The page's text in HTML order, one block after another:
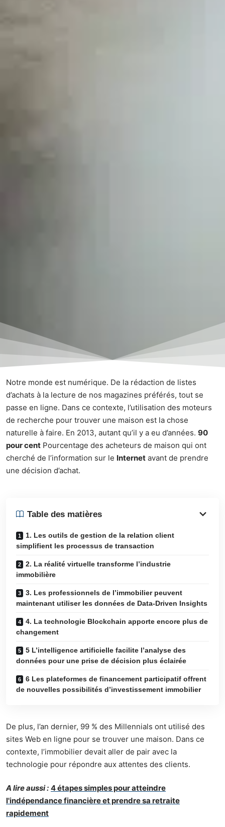
Notre monde est numérique. De la rédaction de listes
d’achats à la lecture de nos magazines préférés, tout se
passe en ligne. Dans ce contexte, l’utilisation des moteurs
de recherche pour trouver une maison est la chose
naturelle à faire. En 2013, autant qu’il y a eu d’années. 90
pour cent Pourcentage des acheteurs de maison qui ont
cherché de l’information sur le Internet avant de prendre
une décision d’achat.
Table des matières
1. Les outils de gestion de la relation client
simplifient les processus de transaction
2. La réalité virtuelle transforme l’industrie
immobilière
3. Les professionnels de l’immobilier peuvent
maintenant utiliser les données de Data-Driven Insights
4. La technologie Blockchain apporte encore plus de
changement
5 L’intelligence artificielle facilite l’analyse des
données pour une prise de décision plus éclairée
6 Les plateformes de financement participatif offrent
de nouvelles possibilités d’investissement immobilier
De plus, l’an dernier, 99 % des Millennials ont utilisé des
sites Web en ligne pour se trouver une maison. Dans ce
contexte, l’immobilier devait aller de pair avec la
technologie pour répondre aux attentes des clients.
A lire aussi : 4 étapes simples pour atteindre
l'indépendance financière et prendre sa retraite
rapidement